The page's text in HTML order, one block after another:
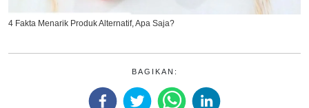
4 Fakta Menarik Produk Alternatif, Apa Saja?
BAGIKAN: